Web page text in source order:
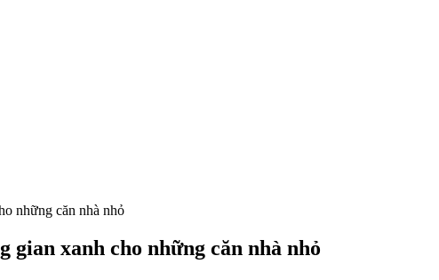
những căn nhà nhỏ
xanh cho những căn nhà nhỏ